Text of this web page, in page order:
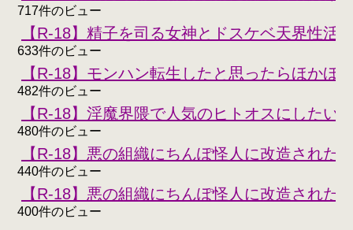
717件のビュー
【R-18】精子を司る女神とドスケベ天界性活
633件のビュー
【R-18】モンハン転生したと思ったらほかほ
482件のビュー
【R-18】淫魔界隈で人気のヒトオスにしたい
480件のビュー
【R-18】悪の組織にちんぽ怪人に改造された
440件のビュー
【R-18】悪の組織にちんぽ怪人に改造された
400件のビュー